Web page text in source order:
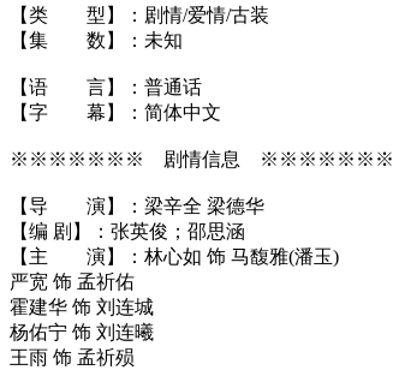
【类 型】：剧情/爱情/古装
【集 数】：未知
【语 言】：普通话
【字 幕】：简体中文
※※※※※※※ 剧情信息 ※※※※※※※
【导 演】：梁辛全 梁德华
【编 剧】：张英俊；邵思涵
【主 演】：林心如 饰 马馥雅(潘玉)
严宽 饰 孟祈佑
霍建华 饰 刘连城
杨佑宁 饰 刘连曦
王雨 饰 孟祈殒